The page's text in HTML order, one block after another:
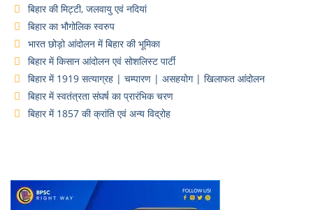
बिहार की मिट्टी, जलवायु एवं नदियां
बिहार का भौगोलिक स्वरुप
भारत छोड़ो आंदोलन में बिहार की भूमिका
बिहार में किसान आंदोलन एवं सोशलिस्ट पार्टी
बिहार में 1919 सत्याग्रह | चम्पारण | असहयोग | खिलाफत आंदोलन
बिहार में स्वतंत्रता संघर्ष का प्रारंभिक चरण
बिहार में 1857 की क्रांति एवं अन्य विद्रोह